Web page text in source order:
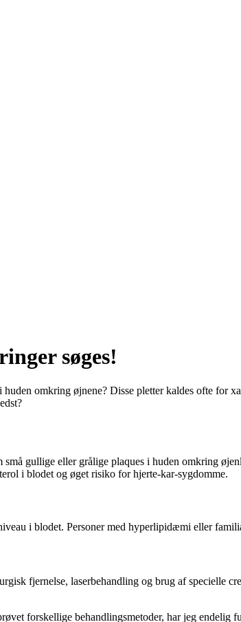
søges!
omkring øjnene? Disse pletter kaldes ofte for
gullige eller grålige plaques i huden omkring
i blodet og øget risiko for hjerte-kar-sygdomme.
i blodet. Personer med hyperlipidæmi eller
fjernelse, laserbehandling og brug af specielle
forskellige behandlingsmetoder, har jeg endelig